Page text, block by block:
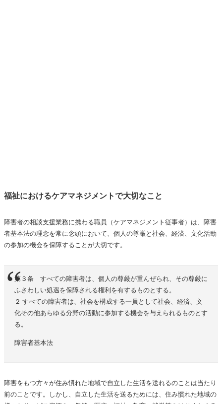
福祉におけるケアマネジメントで大切なこと
障害者の相談支援業務に携わる職員（ケアマネジメント従事者）は、障害
者基本法の理念を常に念頭において、個人の尊厳と社会、経済、文化活動
の参加の機会を保障することが大切です。
第３条 すべての障害者は、個人の尊厳が重んぜられ、その尊厳に
ふさわしい処遇を保障される権利を有するものとする。
２ すべての障害者は、社会を構成する一員として社会、経済、文
化その他あらゆる分野の活動に参加する機会を与えられるものとす
る。
障害者基本法
障害をもつ方々が住み慣れた地域で自立した生活を送れるのことは当たり
前のことです。しかし、自立した生活を送るためには、住み慣れた地域の